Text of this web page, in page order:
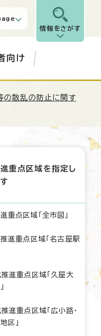
情報をさがす
向け
の散乱の防止に関す
重点区域を指定し
重点区域「全市図」
進重点区域「名古屋駅
進重点区域「久屋大
進重点区域「広小路・
区」